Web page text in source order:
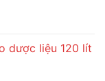
dược liệu 120 lít